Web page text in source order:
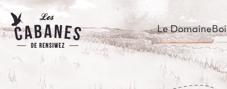
Les Cabanes de Rensiwez
Main Menu
Le Domaine